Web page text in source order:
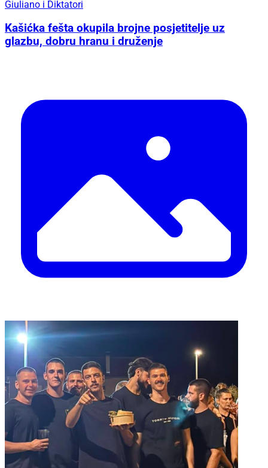
Giuliano i Diktatori
Kašićka fešta okupila brojne posjetitelje uz
glazbu, dobru hranu i druženje